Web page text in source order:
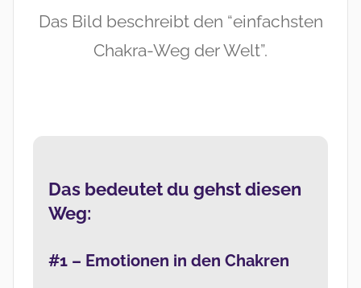
Das Bild beschreibt den “einfachsten
Chakra-Weg der Welt”.
Das bedeutet du gehst diesen
Weg:
#1 – Emotionen in den Chakren